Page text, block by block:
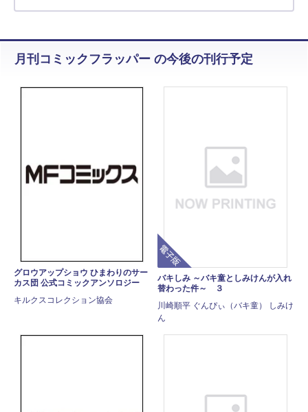
月刊コミックフラッパー の今後の刊行予定
グロウアップショウ ひまわりのサー
カス団 公式コミックアンソロジー
キルクスコレクション協会
バキしみ ～バキ童としみけんが入れ
替わった件～ ３
川崎順平 ぐんぴぃ（バキ童） しみけ
ん